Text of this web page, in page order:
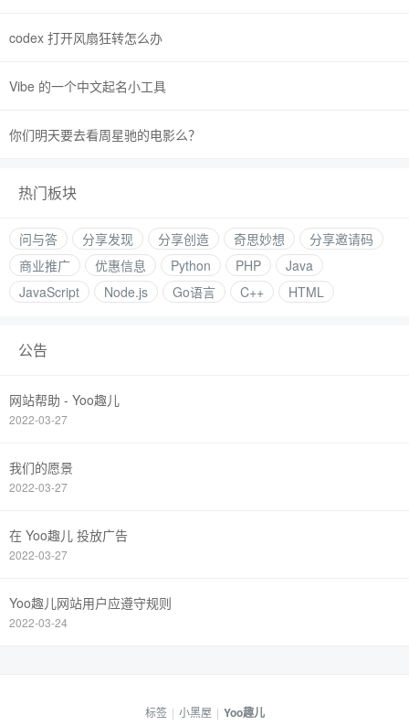
codex 打开风扇狂转怎么办
Vibe 的一个中文起名小工具
你们明天要去看周星驰的电影么？
热门板块
问与答 分享发现 分享创造 奇思妙想
分享邀请码
商业推广
优惠信息 Python PHP
Java
JavaScript
Node.js Go语言 C++ HTML
公告
网站帮助 - Yoo趣儿
2022-03-27
我们的愿景
2022-03-27
在 Yoo趣儿 投放广告
2022-03-27
Yoo趣儿网站用户应遵守规则
2022-03-24
标签 | 小黑屋 | Yoo趣儿